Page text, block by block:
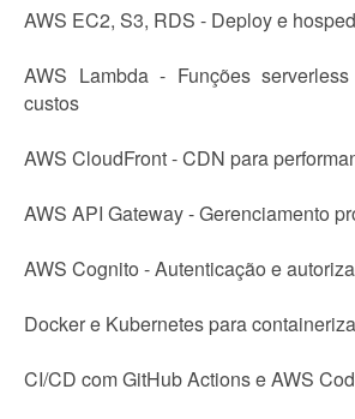
AWS EC2, S3, RDS - Deploy e
AWS Lambda - Funções
custos
AWS CloudFront - CDN para
AWS API Gateway - Gerenciamento
AWS Cognito - Autenticação e
Docker e Kubernetes para
CI/CD com GitHub Actions e AWS